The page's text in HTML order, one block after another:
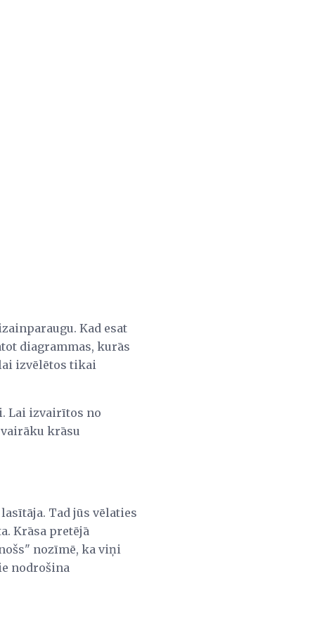
Kad esat
diagrammas, kurās
izvēlētos tikai
Lai izvairītos no
krāsu
Tad jūs vēlaties
Krāsa pretējā
nozīmē, ka viņi
nodrošina